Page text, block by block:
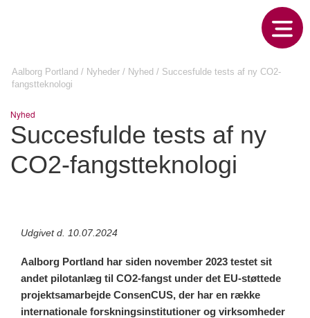
Aalborg Portland / Nyheder / Nyhed / Succesfulde tests af ny CO2-
fangstteknologi
Nyhed
Succesfulde tests af ny
CO2-fangstteknologi
Udgivet d. 10.07.2024
Aalborg Portland har siden november 2023 testet sit
andet pilotanlæg til CO2-fangst under det EU-støttede
projektsamarbejde ConsenCUS, der har en række
internationale forskningsinstitutioner og virksomheder